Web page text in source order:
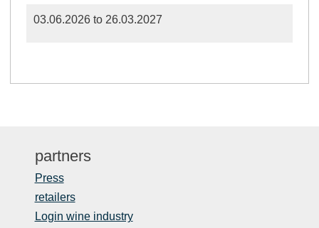
03.06.2026 to 26.03.2027
partners
Press
retailers
Login wine industry